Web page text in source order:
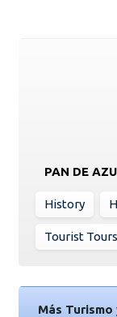
PAN DE
History
Tourist Tours
Más